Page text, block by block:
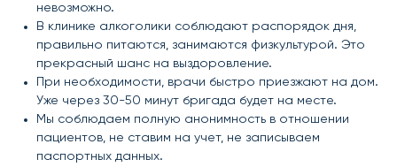
невозможно.
В клинике алкоголики соблюдают распорядок дня,
правильно питаются, занимаются физкультурой. Это
прекрасный шанс на выздоровление.
При необходимости, врачи быстро приезжают на дом.
Уже через 30-50 минут бригада будет на месте.
Мы соблюдаем полную анонимность в отношении
пациентов, не ставим на учет, не записываем
паспортных данных.